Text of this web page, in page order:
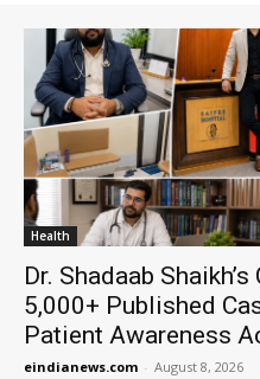
Health
Dr. Shadaab
5,000+ Published
Patient Awareness
eindianews.com - August 8, 2026